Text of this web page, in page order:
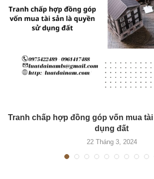
Tranh chấp hợp đồng góp vốn mua
dụng đất
22 Tháng 3, 2024